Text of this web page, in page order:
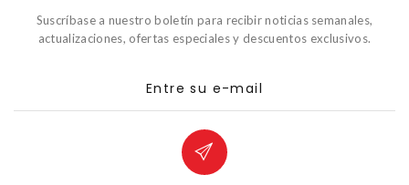
Suscríbase a nuestro boletín para recibir noticias semanales,
actualizaciones, ofertas especiales y descuentos exclusivos.
Entre su e-mail